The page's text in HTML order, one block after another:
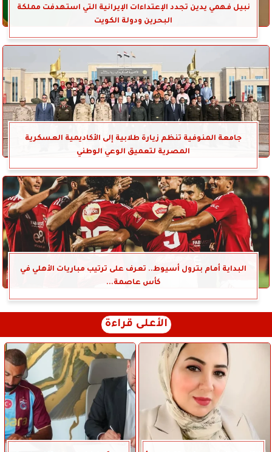
نبيل فهمي يدين تجدد الإعتداءات الإيرانية التي استهدفت مملكة
البحرين ودولة الكويت
جامعة المنوفية تنظم زيارة طلابية إلى الأكاديمية العسكرية
المصرية لتعميق الوعي الوطني
البداية أمام بترول أسيوط.. تعرف على ترتيب مباريات الأهلي في
كأس عاصمة...
الأعلى قراءة